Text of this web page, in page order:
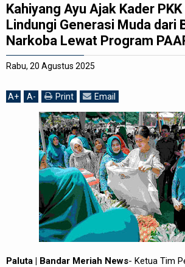
Kahiyang Ayu Ajak Kader
Lindungi Generasi Muda dari
Narkoba Lewat Program
Rabu, 20 Agustus 2025
A+ A- Print Email
Paluta | Bandar Meriah News- Ketua Tim
LANGKAT
ACEH
BISNIS
EDUKASI
ADVETORIAL
REDAKSI